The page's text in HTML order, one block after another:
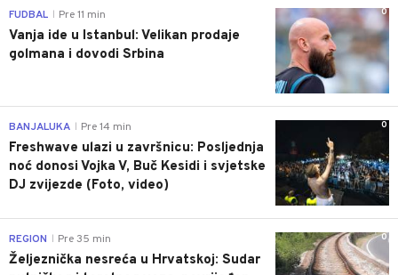
0
FUDBAL Pre 11 min
Vanja ide u Istanbul: Velikan prodaje
golmana i dovodi Srbina
0
BANJALUKA Pre 14 min
Freshwave ulazi u završnicu: Posljednja
noć donosi Vojka V, Buč Kesidi i svjetske
DJ zvijezde (Foto, video)
0
REGION Pre 35 min
Željeznička nesreća u Hrvatskoj: Sudar